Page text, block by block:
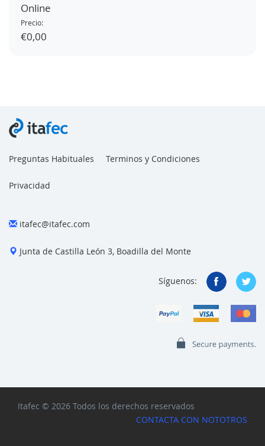
Online
Precio:
€0,00
Preguntas Habituales Terminos y Condiciones
Privacidad
itafec@itafec.com
Junta de Castilla León 3, Boadilla del Monte
Síguenos:
Itafec © 2026 Todos los derechos reservados
CONTACTA CON NOTOTROS